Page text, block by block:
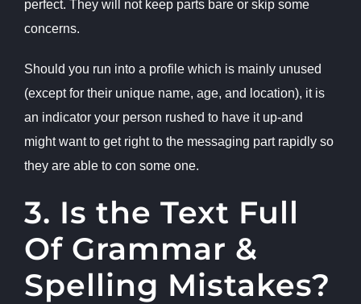
perfect. They will not keep parts bare or skip some
concerns.
Should you run into a profile which is mainly unused
(except for their unique name, age, and location), it is
an indicator your person rushed to have it up-and
might want to get right to the messaging part rapidly so
they are able to con some one.
3. Is the Text Full
Of Grammar &
Spelling Mistakes?